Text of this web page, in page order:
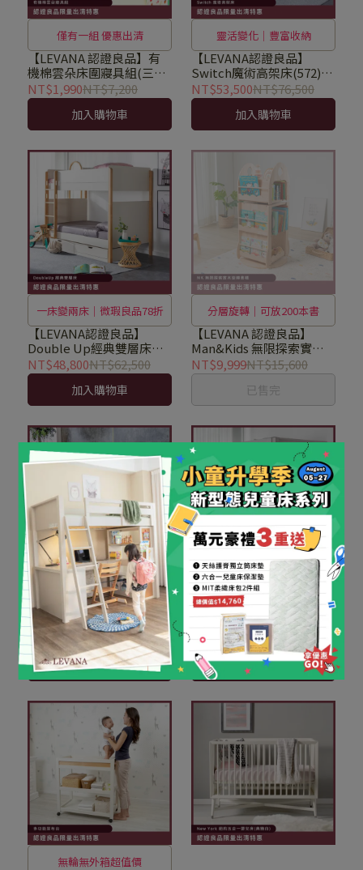
僅有一組 優惠出清
【LEVANA 認證良品】有
機棉雲朵床圍寢具組(三片
床圍＋床包＋涼被＋涼被
套)
NT$1,990NT$7,200
加入購物車
靈活變化｜豐富收納
【LEVANA認證良品】
Switch魔術高架床(572)+
(贈)平日安心到府組裝
NT$53,500NT$76,500
加入購物車
一床變兩床｜微瑕良品78折
【LEVANA認證良品】
Double Up經典雙層床
(627)優惠出清+(贈)平日安
心到府組裝
NT$48,800NT$62,500
加入購物車
分層旋轉｜可放200本書
【LEVANA 認證良品】
Man&Kids 無限探索實木
旋轉書櫃614(展示品)
NT$9,999NT$15,600
已售完
伸縮加大桌面好學習
【LEVANA 認證良品】
Man&Kids 無限成長實木
書桌610(展示品)
NT$9,800NT$15,880
加入購物車
學齡童必備｜桌面版
【LEVANA認證良品】
StudyLoft書桌高架床
(601)+(贈)平日到府組裝
NT$49,800NT$104,800
加入購物車
無輪無外箱超值價